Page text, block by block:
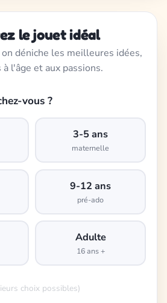
le jouet idéal
déniche les meilleures idées,
à l'âge et aux passions.
vous ?
3-5 ans
maternelle
9-12 ans
pré-ado
Adulte
16 ans +
choix possibles)